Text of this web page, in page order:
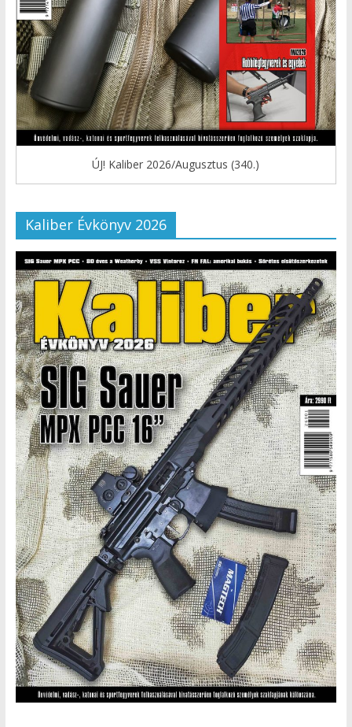
ÚJ! Kaliber 2026/Augusztus (340.)
Kaliber Évkönyv 2026